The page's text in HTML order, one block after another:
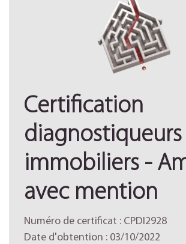
Certification
diagnostiqueurs
immobiliers -
avec mention
Numéro de certificat : CPDI2928
Date d'obtention : 03/10/2022